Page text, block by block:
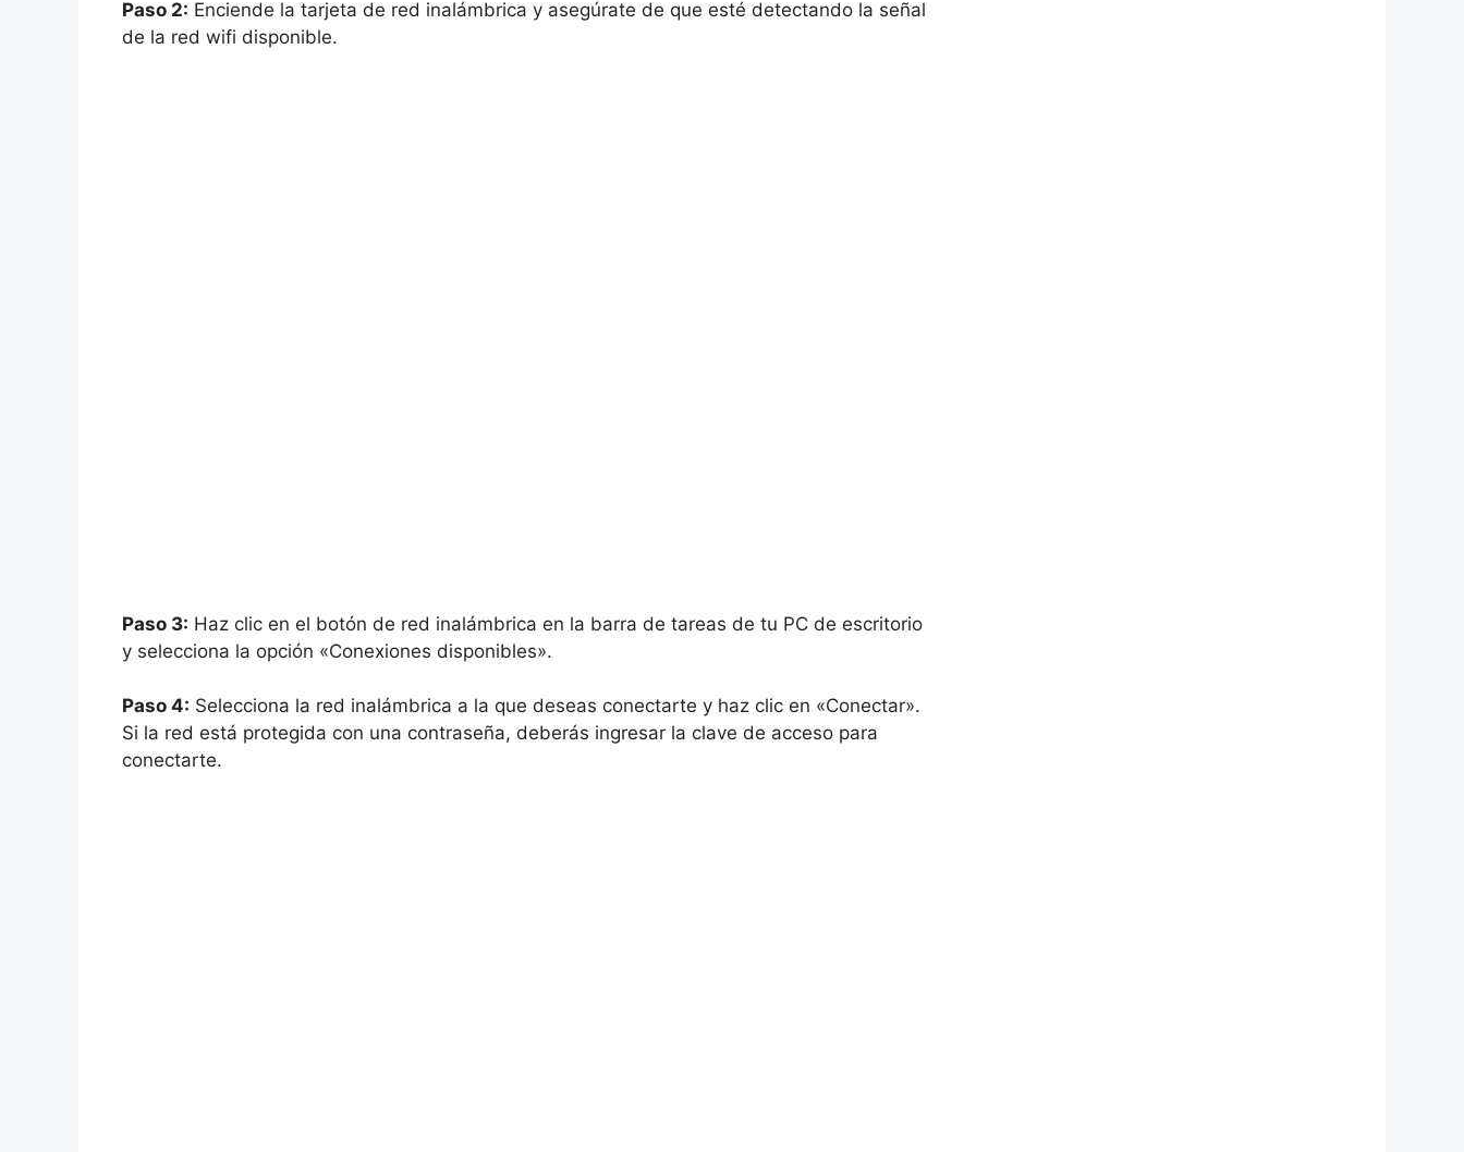
Paso 2: Enciende la tarjeta de red inalámbrica y asegúrate de que esté detectando la señal
de la red wifi disponible.
Paso 3: Haz clic en el botón de red inalámbrica en la barra de tareas de tu PC de escritorio
y selecciona la opción «Conexiones disponibles».
Paso 4: Selecciona la red inalámbrica a la que deseas conectarte y haz clic en «Conectar».
Si la red está protegida con una contraseña, deberás ingresar la clave de acceso para
conectarte.